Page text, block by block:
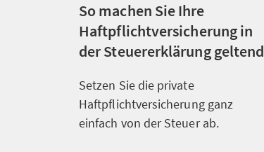
So machen Sie Ihre
Haftpflichtversicherung in
der Steuererklärung geltend
Setzen Sie die private
Haftpflichtversicherung ganz
einfach von der Steuer ab.